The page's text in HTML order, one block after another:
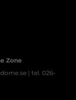
Zone
| tel. 026-